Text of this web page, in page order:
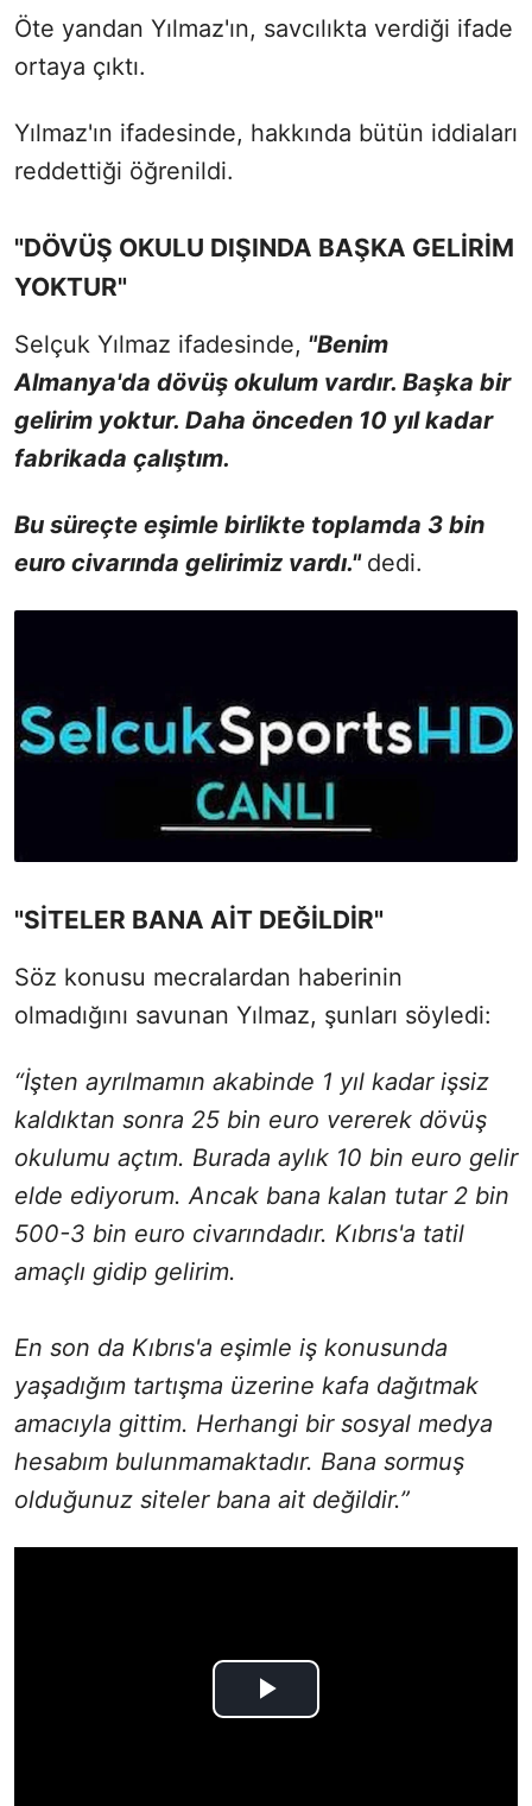
Öte yandan Yılmaz'ın, savcılıkta verdiği ifade
ortaya çıktı.
Yılmaz'ın ifadesinde, hakkında bütün iddiaları
reddettiği öğrenildi.
"DÖVÜŞ OKULU DIŞINDA BAŞKA GELİRİM
YOKTUR"
Selçuk Yılmaz ifadesinde, "Benim
Almanya'da dövüş okulum vardır. Başka bir
gelirim yoktur. Daha önceden 10 yıl kadar
fabrikada çalıştım.
Bu süreçte eşimle birlikte toplamda 3 bin
euro civarında gelirimiz vardı." dedi.
"SİTELER BANA AİT DEĞİLDİR"
Söz konusu mecralardan haberinin
olmadığını savunan Yılmaz, şunları söyledi:
“İşten ayrılmamın akabinde 1 yıl kadar işsiz
kaldıktan sonra 25 bin euro vererek dövüş
okulumu açtım. Burada aylık 10 bin euro gelir
elde ediyorum. Ancak bana kalan tutar 2 bin
500-3 bin euro civarındadır. Kıbrıs'a tatil
amaçlı gidip gelirim.
En son da Kıbrıs'a eşimle iş konusunda
yaşadığım tartışma üzerine kafa dağıtmak
amacıyla gittim. Herhangi bir sosyal medya
hesabım bulunmamaktadır. Bana sormuş
olduğunuz siteler bana ait değildir.”